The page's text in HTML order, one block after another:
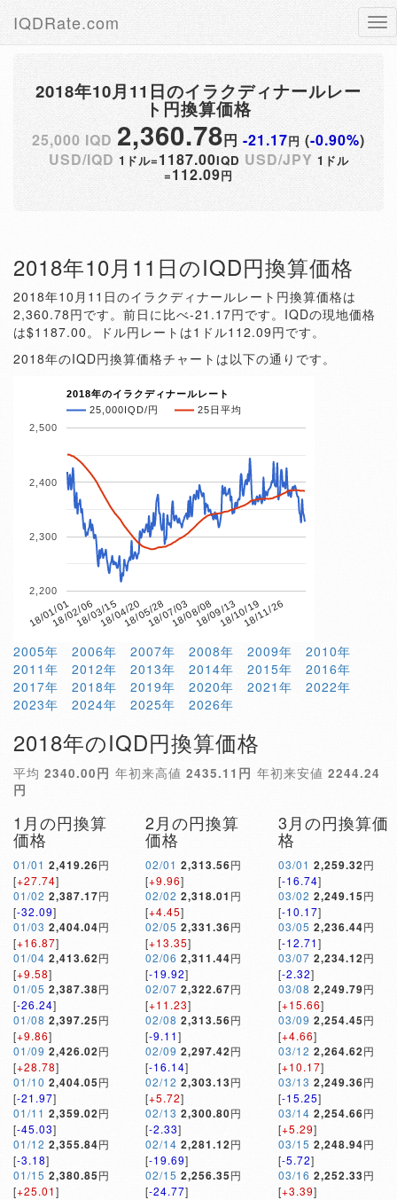
IQDRate.com
2018年10月11日のイラクディナールレー
ト円換算価格
25,000 IQD 2,360.78円 -21.17円 (-0.90%)
USD/IQD 1ドル=1187.00IQD USD/JPY 1ドル
=112.09円
2018年10月11日のIQD円換算価格
2018年10月11日のイラクディナールレート円換算価格は
2,360.78円です。前日に比べ-21.17円です。IQDの現地価格
は$1187.00。ドル円レートは1ドル112.09円です。
2018年のIQD円換算価格チャートは以下の通りです。
2018年のイラクディナールレート
25,000IQD/円
25日平均
18/01/0118/02/0618/03/1518/04/2018/05/2818/07/0318/08/0818/09/1318/10/1918/11/26
2,200
2,300
2,400
2,500
2005年 2006年 2007年 2008年 2009年
2010年
2011年
2012年 2013年 2014年 2015年
2016年
2017年
2018年 2019年 2020年 2021年
2022年
2023年
2024年 2025年 2026年
2018年のIQD円換算価格
平均 2340.00円 年初来高値 2435.11円 年初来安値 2244.24
円
1月の円換算
価格
01/01 2,419.26円
[+27.74]
01/02 2,387.17円
[-32.09]
01/03 2,404.04円
[+16.87]
01/04 2,413.62円
[+9.58]
01/05 2,387.38円
[-26.24]
01/08 2,397.25円
[+9.86]
01/09 2,426.02円
[+28.78]
01/10 2,404.05円
[-21.97]
01/11 2,359.02円
[-45.03]
01/12 2,355.84円
[-3.18]
01/15 2,380.85円
[+25.01]
2月の円換算
価格
02/01 2,313.56円
[+9.96]
02/02 2,318.01 円
[+4.45]
02/05 2,331.36円
[+13.35]
02/06 2,311.44円
[-19.92]
02/07 2,322.67円
[+11.23]
02/08 2,313.56円
[-9.11]
02/09 2,297.42円
[-16.14]
02/12 2,303.13円
[+5.72]
02/13 2,300.80円
[-2.33]
02/14 2,281.12円
[-19.69]
02/15 2,256.35円
[-24.77]
3月の円換算価
格
03/01 2,259.32円
[-16.74]
03/02 2,249.15円
[-10.17]
03/05 2,236.44円
[-12.71]
03/07 2,234.12円
[-2.32]
03/08 2,249.79円
[+15.66]
03/09 2,254.45円
[+4.66]
03/12 2,264.62円
[+10.17]
03/13 2,249.36円
[-15.25]
03/14 2,254.66円
[+5.29]
03/15 2,248.94円
[-5.72]
03/16 2,252.33円
[+3.39]